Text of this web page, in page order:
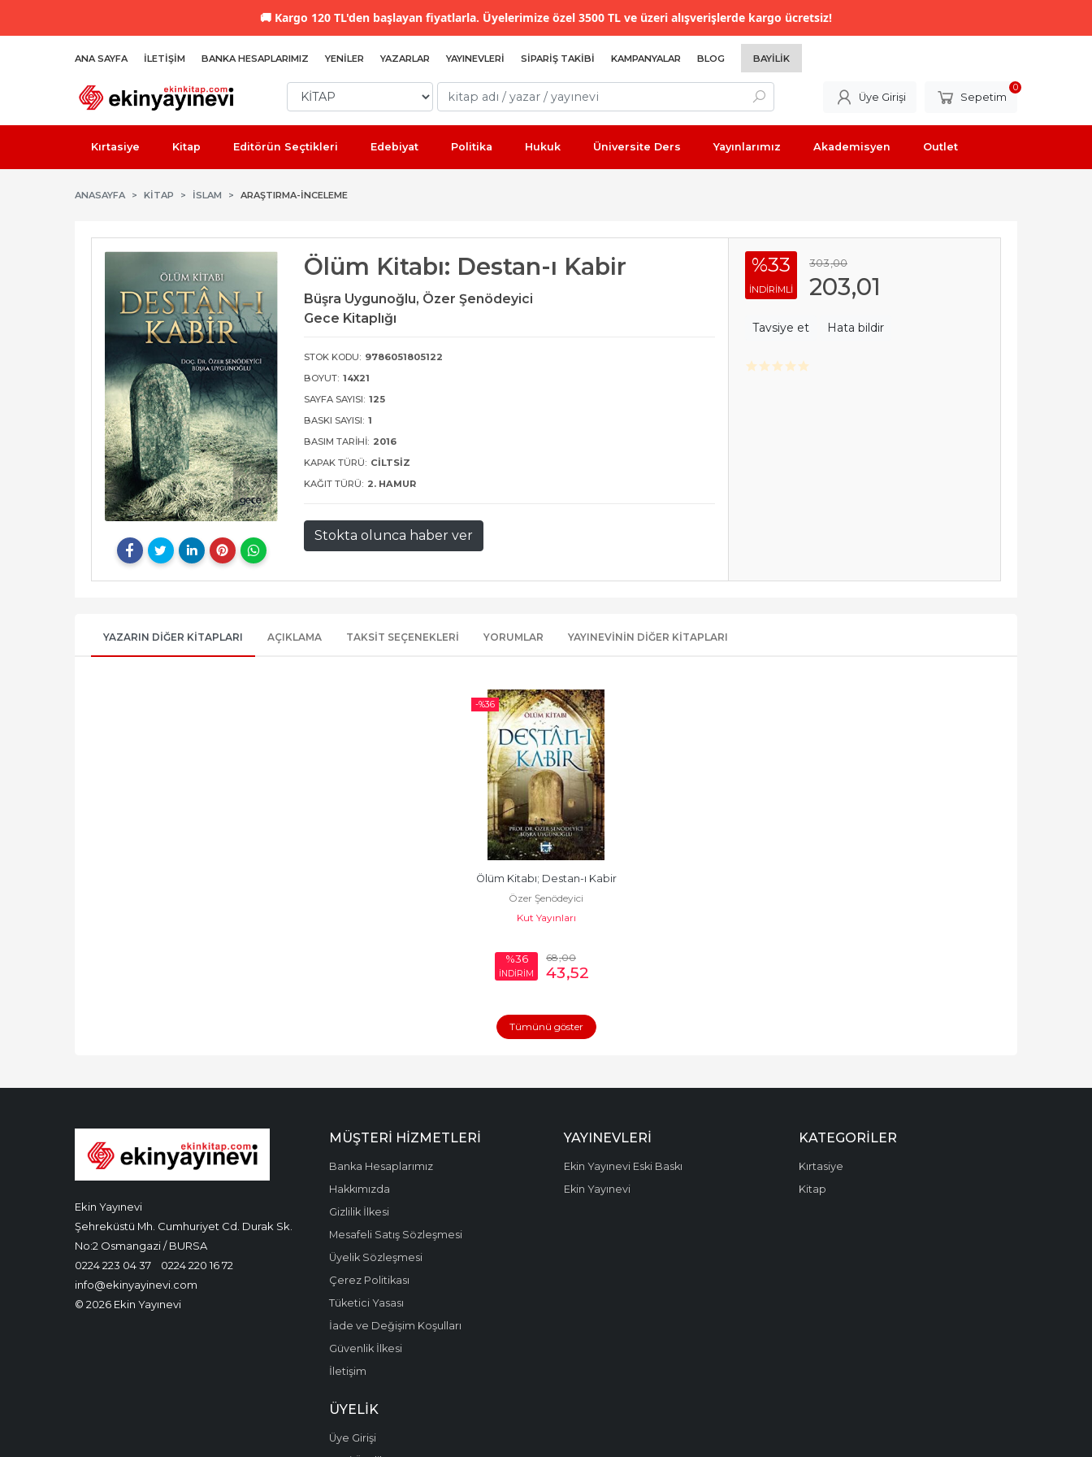
🚚 Kargo 120 TL'den başlayan fiyatlarla. Üyelerimize özel 3500 TL ve üzeri alışverişlerde kargo ücretsiz!
ANA SAYFA İLETIŞIM BANKA HESAPLARIMIZ YENILER YAZARLAR YAYINEVLERI SIPARIŞ TAKIBI KAMPANYALAR BLOG BAYILIK
Üye Girişi Sepetim
0
Kırtasiye Kitap Editörün Seçtikleri Edebiyat Politika Hukuk Üniversite Ders Yayınlarımız Akademisyen Outlet
ANASAYFA KİTAP İSLAM ARAŞTIRMA-İNCELEME
Ölüm Kitabı: Destan-ı Kabir
Büşra Uygunoğlu, Özer Şenödeyici
Gece Kitaplığı
STOK KODU: 9786051805122
BOYUT: 14X21
SAYFA SAYISI: 125
BASKI SAYISI: 1
BASIM TARIHI: 2016
KAPAK TÜRÜ: CILTSIZ
KAĞIT TÜRÜ: 2. HAMUR
Stokta olunca haber ver
%33
INDIRIMLI
303,00
203,01
Tavsiye et Hata bildir
YAZARIN DIĞER KITAPLARI AÇIKLAMA TAKSIT SEÇENEKLERI YORUMLAR YAYINEVININ DIĞER KITAPLARI
-%36
Ölüm Kitabı; Destan-ı Kabir
Özer Şenödeyici
Kut Yayınları
%36
İNDİRİM
68,00
43,52
Tümünü göster
Ekin Yayınevi
Şehreküstü Mh. Cumhuriyet Cd. Durak Sk.
No:2 Osmangazi / BURSA
0224 223 04 37
0224 220 16 72
info@ekinyayinevi.com
© 2026 Ekin Yayınevi
MÜŞTERI HIZMETLERI
Banka Hesaplarımız
Hakkımızda
Gizlilik İlkesi
Mesafeli Satış Sözleşmesi
Üyelik Sözleşmesi
Çerez Politikası
Tüketici Yasası
İade ve Değişim Koşulları
Güvenlik İlkesi
İletişim
YAYINEVLERI
Ekin Yayınevi Eski Baskı
Ekin Yayınevi
KATEGORILER
Kırtasiye
Kitap
ÜYELIK
Üye Girişi